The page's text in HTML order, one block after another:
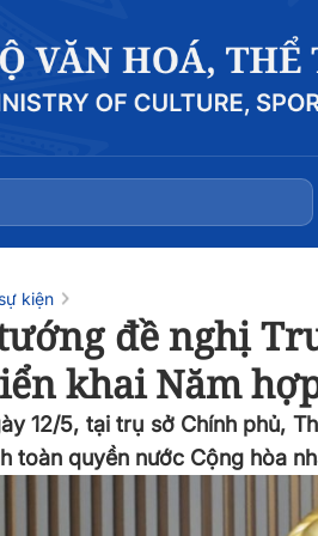
kiện
đề nghị
khai Năm
12/5, tại trụ sở Chính phủ,
toàn quyền nước Cộng hòa